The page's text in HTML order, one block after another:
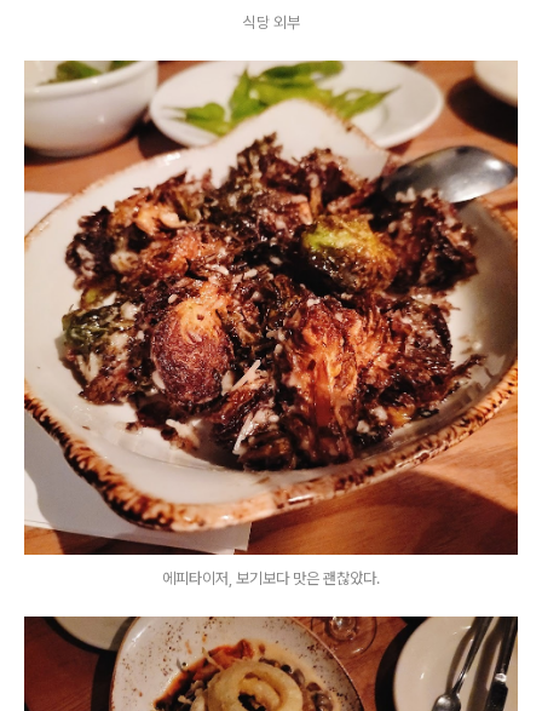
식당 외부
에피타이저, 보기보다 맛은 괜찮았다.